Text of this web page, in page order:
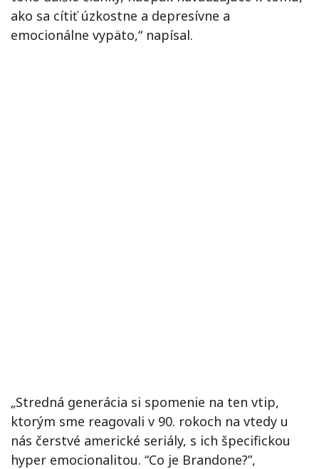
ako sa cítiť úzkostne a depresívne a
emocionálne vypäto,“ napísal.
„Stredná generácia si spomenie na ten vtip,
ktorým sme reagovali v 90. rokoch na vtedy u
nás čerstvé americké seriály, s ich špecifickou
hyper emocionalitou. “Co je Brandone?”,